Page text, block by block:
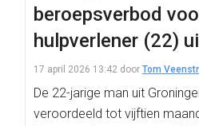
beroepsverbod
hulpverlener (22)
17 april 2026 13:42 door Tom
De 22-jarige man uit
veroordeeld tot vijftien